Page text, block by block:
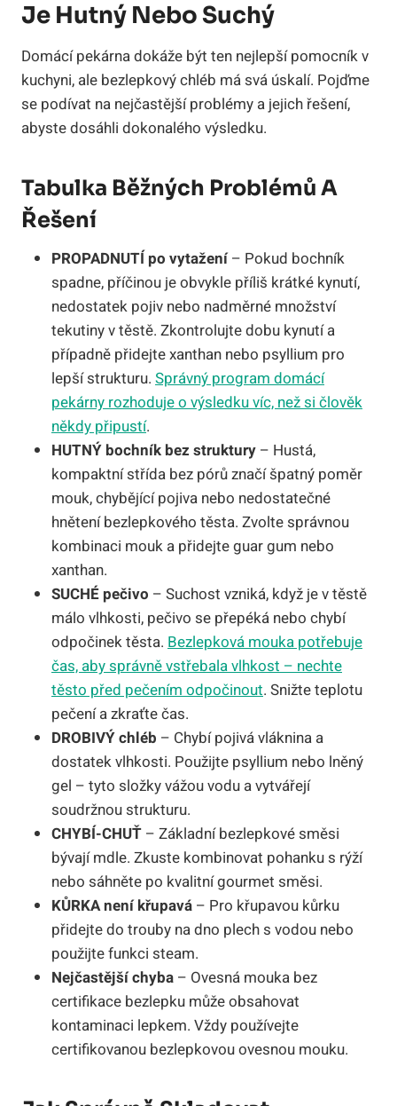
Je Hutný Nebo Suchý
Domácí pekárna dokáže být ten nejlepší pomocník v
kuchyni, ale bezlepkový chléb má svá úskalí. Pojďme
se podívat na nejčastější problémy a jejich řešení,
abyste dosáhli dokonalého výsledku.
Tabulka Běžných Problémů A
Řešení
PROPADNUTÍ po vytažení– Pokud bochník
spadne, příčinou je obvykle příliš krátké kynutí,
nedostatek pojiv nebo nadměrné množství
tekutiny v těstě. Zkontrolujte dobu kynutí a
případně přidejte xanthan nebo psyllium pro
lepší strukturu. Správný program domácí
pekárny rozhoduje o výsledku víc, než si člověk
někdy připustí.
HUTNÝ bochník bez struktury – Hustá,
kompaktní střída bez pórů značí špatný poměr
mouk, chybějící pojiva nebo nedostatečné
hnětení bezlepkového těsta. Zvolte správnou
kombinaci mouk a přidejte guar gum nebo
xanthan.
SUCHÉ pečivo – Suchost vzniká, když je v těstě
málo vlhkosti, pečivo se přepéká nebo chybí
odpočinek těsta. Bezlepková mouka potřebuje
čas, aby správně vstřebala vlhkost – nechte
těsto před pečením odpočinout. Snižte teplotu
pečení a zkraťte čas.
DROBIVÝ chléb – Chybí pojivá vláknina a
dostatek vlhkosti. Použijte psyllium nebo lněný
gel – tyto složky vážou vodu a vytvářejí
soudržnou strukturu.
CHYBÍ-CHUŤ – Základní bezlepkové směsi
bývají mdle. Zkuste kombinovat pohanku s rýží
nebo sáhněte po kvalitní gourmet směsi.
KŮRKA není křupavá – Pro křupavou kůrku
přidejte do trouby na dno plech s vodou nebo
použijte funkci steam.
Nejčastější chyba – Ovesná mouka bez
certifikace bezlepku může obsahovat
kontaminaci lepkem. Vždy používejte
certifikovanou bezlepkovou ovesnou mouku.